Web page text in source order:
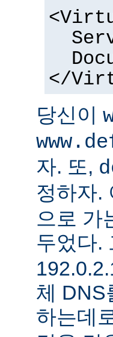
</
당신이
자. 또,
정하자.
으로 가
두었다.
체 DNS
하는데